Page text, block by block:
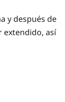
y después de
extendido, así